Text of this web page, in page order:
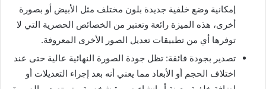
إمكانية وضع خلفية جديدة بلون مختلف مثل الأبيض أو بصورة
أخرى، هذه الميزة رائعة وتعتبر من الخصائص الحصرية التي لا
توفرها أي من تطبيقات تعديل الصور الأخرى المعروفة.
تصدير بجودة فائقة: تظل جودة الصورة النهائية عالية حتى عند
اختلاف الحجم أو الأبعاد مما يعني أنه بعد إجراء التعديلات أو